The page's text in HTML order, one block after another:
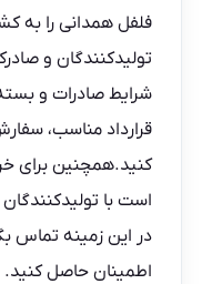
فلفل همدانی را به
تولیدکنندگان و
شرایط صادرات و بسته
قرارداد مناسب،
کنید.همچنین برای
است با
در این زمینه تماس
اطمینان حاصل کنید.